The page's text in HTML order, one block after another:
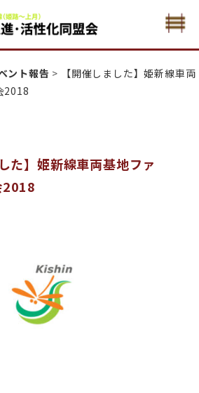
新線利用促進活性化・同盟会
ント報告 >
【開催しました】姫新線車両
2018
た】姫新線車両基地ファ
2018